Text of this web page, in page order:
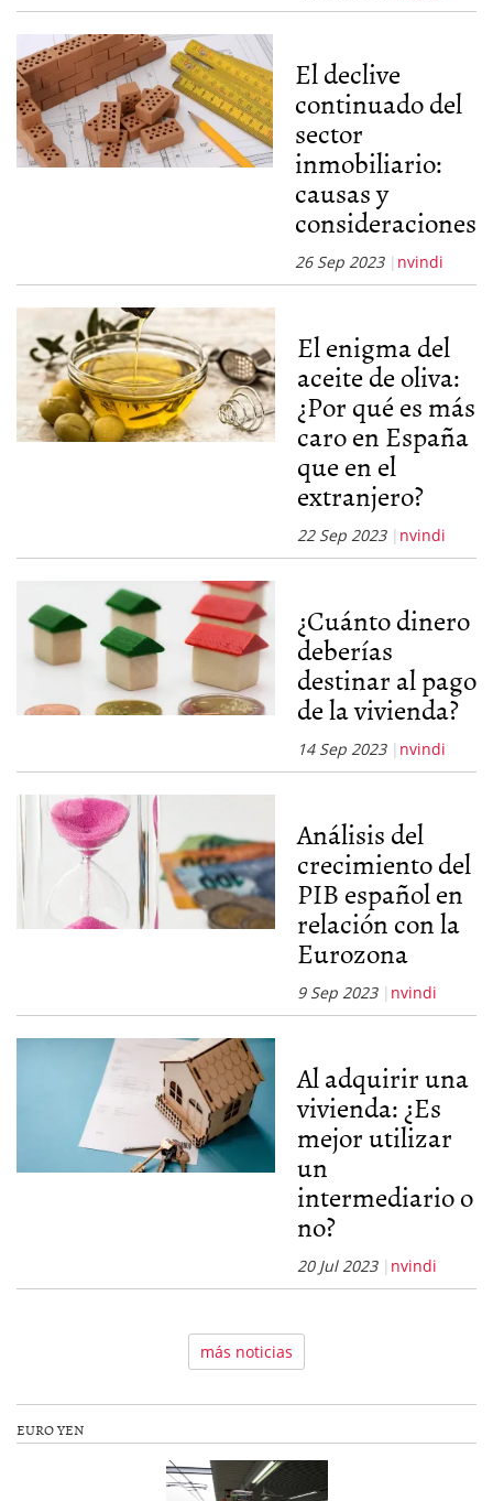
El declive
continuado del
sector
inmobiliario:
causas y
consideraciones
26 Sep 2023 nvindi
El enigma del
aceite de oliva:
¿Por qué es más
caro en España
que en el
extranjero?
22 Sep 2023 nvindi
¿Cuánto dinero
deberías
destinar al pago
de la vivienda?
14 Sep 2023 nvindi
Análisis del
crecimiento del
PIB español en
relación con la
Eurozona
9 Sep 2023 nvindi
Al adquirir una
vivienda: ¿Es
mejor utilizar
un
intermediario o
no?
20 Jul 2023 nvindi
más noticias
EURO YEN